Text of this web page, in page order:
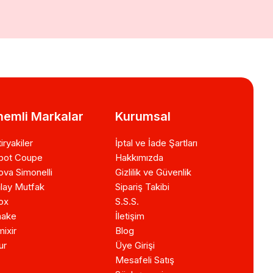
Markalar
Coupe
Simonelli
Mutfak
Kurumsal
İptal ve İade Şartları
Hakkımızda
Gizlilik ve Güvenlik
Sipariş Takibi
S.S.S.
İletişim
Blog
Üye Girişi
Mesafeli Satış